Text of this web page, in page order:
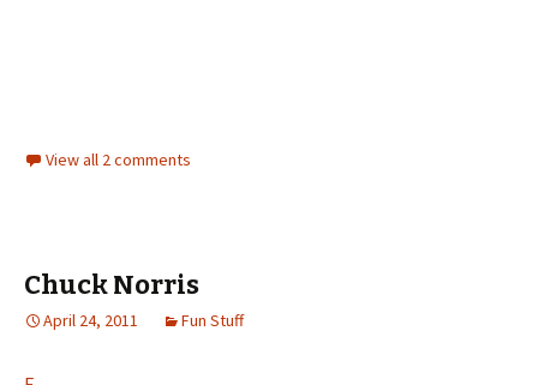
View all 2 comments
Chuck Norris
April 24, 2011 Fun Stuff